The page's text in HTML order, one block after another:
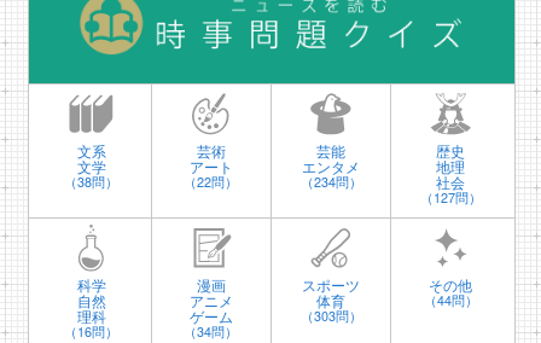
文系
文学
（38問）
芸術
アート
（22問）
芸能
エンタメ
（234問）
歴史
地理
社会
（127問）
科学
自然
理科
（16問）
漫画
アニメ
ゲーム
（34問）
スポーツ
体育
（303問）
その他
（44問）